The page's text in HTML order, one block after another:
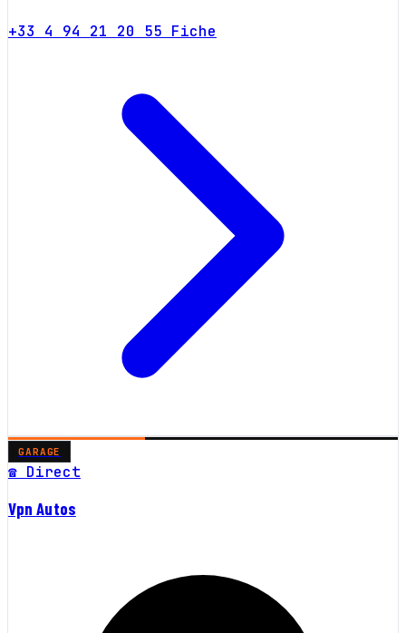
+33 4 94 21 20 55 Fiche
GARAGE
☎ Direct
Vpn Autos